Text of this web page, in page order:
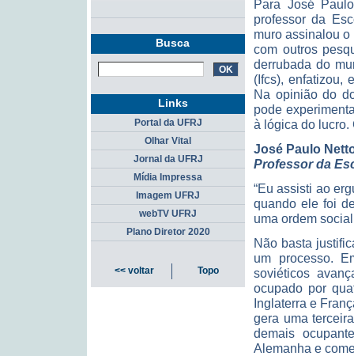
Para José
professor da
muro assinalou
com outros
derrubada do
(Ifcs), enfatizou,
Na opinião do
pode
à lógica do lucro.
José Paulo
Professor da
“Eu assisti ao
quando ele foi
uma ordem
Não basta
um processo.
soviéticos
ocupado por
Inglaterra e
gera uma
demais
Alemanha e
Busca
Links
Portal da UFRJ
Olhar Vital
Jornal da UFRJ
Mídia Impressa
Imagem UFRJ
webTV UFRJ
Plano Diretor 2020
<< voltar Topo